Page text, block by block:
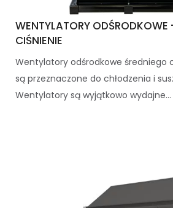
WENTYLATORY ODŚRODKOWE
CIŚNIENIE
Wentylatory odśrodkowe średniego
są przeznaczone do chłodzenia i
Wentylatory są wyjątkowo wydajne...